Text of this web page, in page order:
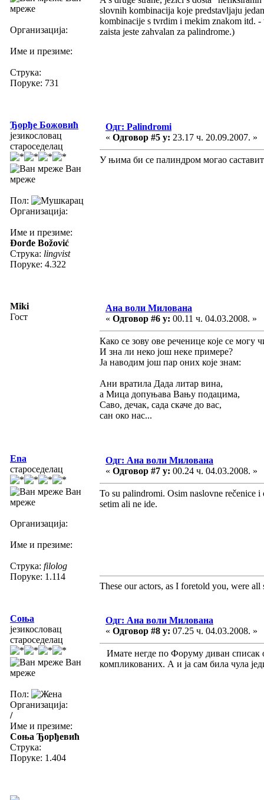
мреже
Организација:
Име и презиме:
Струка:
Поруке: 731
slovnih kombinacija koje predstavljaju
kombinacije s tvrdim i mekim znakom itd. -
zaista jeste zahvalan za palindrome.)
Ђорђе Божовић
језикословац
староседелац
Ван
мреже
Пол:
Организација:
Име и презиме:
Đorđe Božović
Струка: lingvist
Поруке: 4.322
Одг: Palindromi
« Одговор #5 у: 23.17 ч. 20.09.2007. »
У њима би се палиндром могао
Miki
Гост
Ана воли Милована
« Одговор #6 у: 00.11 ч. 04.03.2008. »
Како се зову ове реченице које се могу
И зна ли неко још неке примере?
Ја наводим још пар оних које знам:
Ани вратила Дада литар вина,
а Мица допуњава Вању подацима,
Саво, дечак, сада скаче до вас,
сан око нас...
Ena
староседелац
Ван
мреже
Организација:
Име и презиме:
Струка: filolog
Поруке: 1.114
Одг: Ана воли Милована
« Одговор #7 у: 00.24 ч. 04.03.2008. »
To su palindromi. Osim naslovne rečenice i
setim ali ne ide.
These our actors, as I foretold you, were
Соња
језикословац
староседелац
Ван
мреже
Пол:
Организација:
/
Име и презиме:
Соња Ђорђевић
Струка:
Поруке: 1.404
Одг: Ана воли Милована
« Одговор #8 у: 07.25 ч. 04.03.2008. »
Имате негде по Форуму диван списак
компликованих. А и ја сам била чула